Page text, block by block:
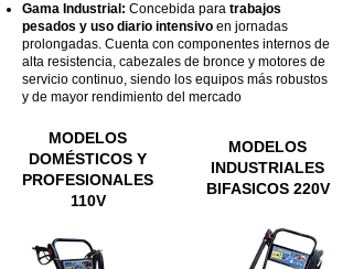
Gama Industrial: Concebida para trabajos
pesados y uso diario intensivo en jornadas
prolongadas. Cuenta con componentes internos de
alta resistencia, cabezales de bronce y motores de
servicio continuo, siendo los equipos más robustos
y de mayor rendimiento del mercado
MODELOS
DOMÉSTICOS Y
PROFESIONALES
110V
MODELOS
INDUSTRIALES
BIFASICOS 220V